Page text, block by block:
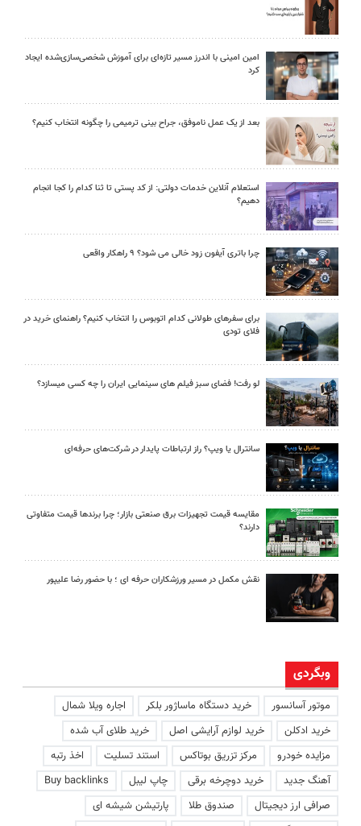
امین امینی با اندرز مسیر تازه‌ای برای آموزش شخصی‌سازی‌شده ایجاد
کرد
بعد از یک عمل ناموفق، جراح بینی ترمیمی را چگونه انتخاب کنیم؟
استعلام آنلاین خدمات دولتی: از کد پستی تا ثنا کدام را کجا انجام
دهیم؟
چرا باتری آیفون زود خالی می شود؟ ۹ راهکار واقعی
برای سفرهای طولانی کدام اتوبوس را انتخاب کنیم؟ راهنمای خرید در
فلای تودی
لو رفت! فضای سبز فیلم های سینمایی ایران را چه کسی میسازد؟
سانترال یا ویپ؟ راز ارتباطات پایدار در شرکت‌های حرفه‌ای
مقایسه قیمت تجهیزات برق صنعتی بازار؛ چرا برندها قیمت متفاوتی
دارند؟
نقش مکمل در مسیر ورزشکاران حرفه ای ؛ با حضور رضا علیپور
وبگردی
موتور آسانسور خرید دستگاه ماساژور بلکر
اجاره ویلا شمال
خرید ادکلن
خرید لوازم آرایشی اصل
خرید طلای آب شده
مزایده خودرو
مرکز تزریق بوتاکس استند تسلیت
اخذ رتبه
آهنگ جدید
خرید دوچرخه برقی چاپ لیبل
Buy backlinks
صرافی ارز دیجیتال
صندوق طلا
پارتیشن شیشه ای